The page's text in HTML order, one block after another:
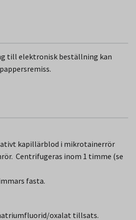
till elektronisk beställning kan
kapillärblod i mikrotainerrör
Centrifugeras inom 1 timme (se
fasta.
oxalat tillsats.